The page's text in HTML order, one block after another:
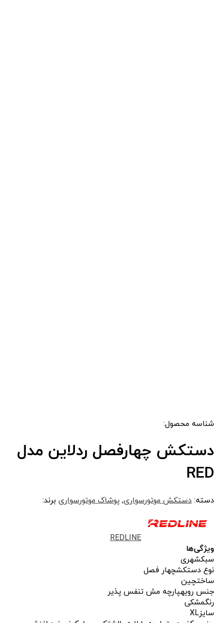
شناسه محصول:
دستکش چهارفصل ردلاین مدل
RED
دسته: دستکش موتورسواری, پوشاک موتورسواری برند:
REDLINE
ویژگی‌ها
سبکشهری
نوع دستکشچهار فصل
ساختچین
جنس رویهپارچه مش تنفس پذیر
رنگمشکی
سایزXL